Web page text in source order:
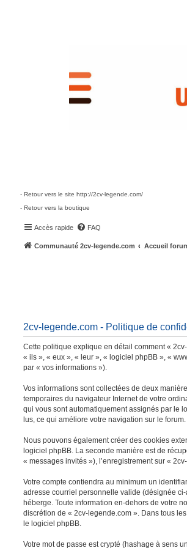
- Retour vers le site http://2cv-legende.com/
- Retour vers la boutique
Accès rapide FAQ
Communauté 2cv-legende.com Accueil
2cv-legende.com - Politique de
Cette politique explique en détail comment «
« ils », « eux », « leur », « logiciel phpBB », «
par « vos informations »).
Vos informations sont collectées de deux
temporaires du navigateur Internet de votre
qui vous sont automatiquement assignés par le
lus, ce qui améliore votre navigation sur le forum.
Nous pouvons également créer des cookies
logiciel phpBB. La seconde manière est de
« messages invités »), l’enregistrement sur «
Votre compte contiendra au minimum un
adresse courriel personnelle valide (désignée
héberge. Toute information en-dehors de votre
discrétion de « 2cv-legende.com ». Dans tous
le logiciel phpBB.
Votre mot de passe est crypté (hashage à sens